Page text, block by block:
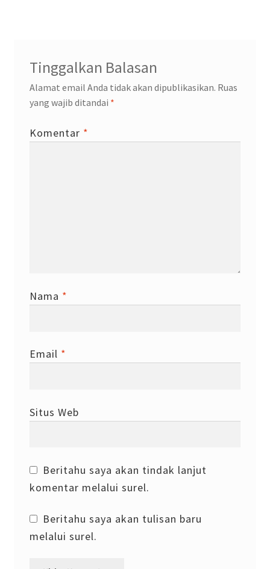
Tinggalkan Balasan
Alamat email Anda tidak akan dipublikasikan. Ruas
yang wajib ditandai *
Komentar *
Nama *
Email *
Situs Web
Beritahu saya akan tindak lanjut
komentar melalui surel.
Beritahu saya akan tulisan baru
melalui surel.